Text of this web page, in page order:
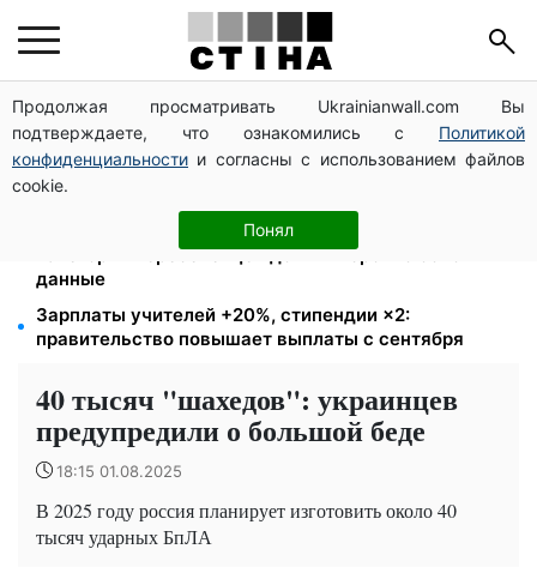
Продолжая просматривать Ukrainianwall.com Вы
подтверждаете, что ознакомились с Политикой
конфиденциальности и согласны с использованием файлов
cookie.
Понял
172 940 грн защитят жилье от ареста за
коммуналку: с октября порог — 432 тысячи
8 451 грн вместо пакета малыша: Пенсионный фонд
объяснил, как получить деньги
Выплаты ВПЛ в августе — 2000 и 3000 грн: 4
категории переселенцев должны срочно обновить
данные
Зарплаты учителей +20%, стипендии ×2:
правительство повышает выплаты с сентября
40 тысяч "шахедов": украинцев
предупредили о большой беде
18:15 01.08.2025
В 2025 году россия планирует изготовить около 40
тысяч ударных БпЛА